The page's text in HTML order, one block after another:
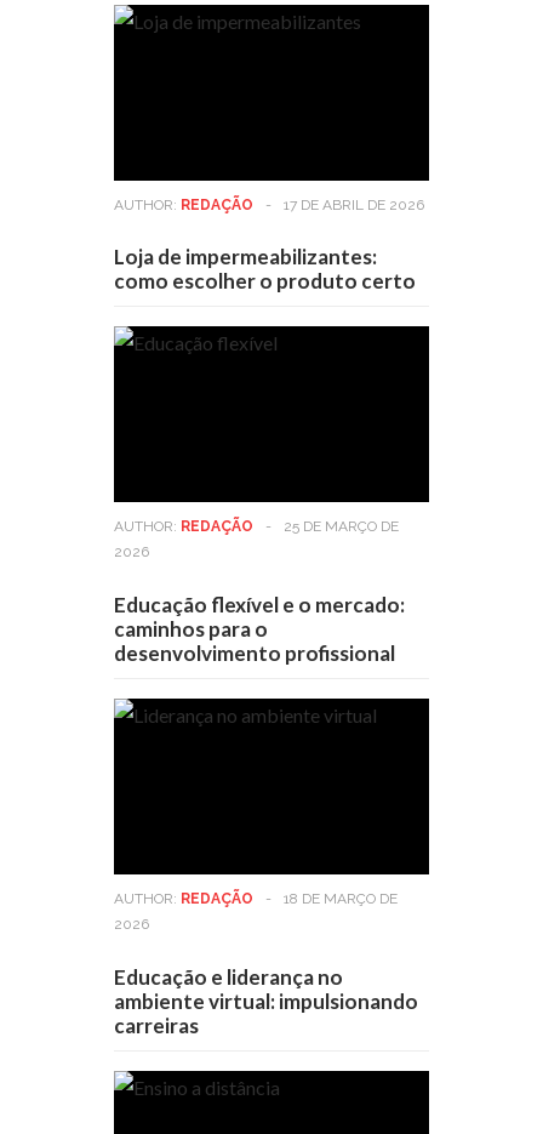
AUTHOR: REDAÇÃO - 17 DE ABRIL DE 2026
Loja de impermeabilizantes:
como escolher o produto certo
AUTHOR: REDAÇÃO -
25 DE MARÇO DE
2026
Educação flexível e o mercado:
caminhos para o
desenvolvimento profissional
AUTHOR: REDAÇÃO -
18 DE MARÇO DE
2026
Educação e liderança no
ambiente virtual: impulsionando
carreiras